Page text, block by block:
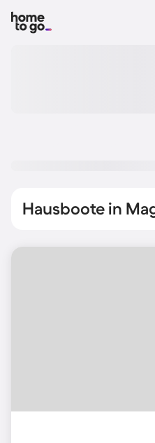
Hausboote in